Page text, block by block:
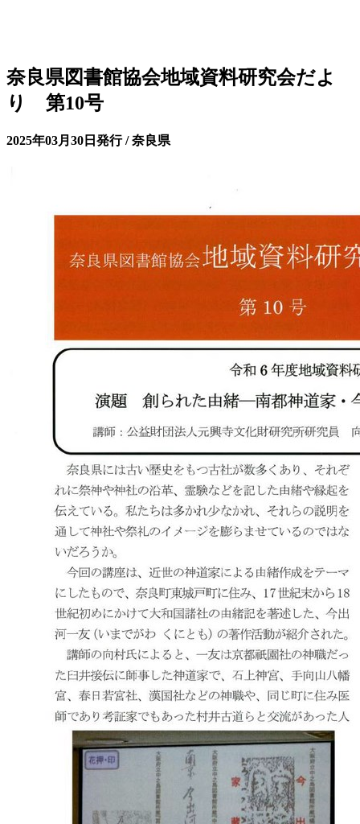
奈良県図書館協会地域資料研究会だよ
り 第10号
2025年03月30日発行 / 奈良県